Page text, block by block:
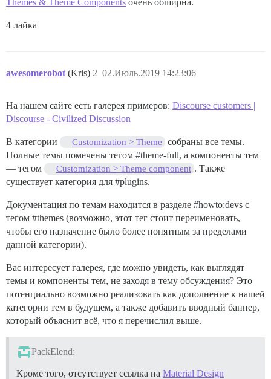
Themes & Theme Components очень обширна.
4 лайка
awesomerobot (Kris) 02.Июль.2019 14:23:06
2
На нашем сайте есть галерея примеров: Discourse customers |
Discourse - Civilized Discussion
В категории Customization > Theme
собраны все темы.
Полные темы помечены тегом #theme-full, а компоненты тем
— тегом
Customization > Theme component . Также
существует категория для #plugins.
Документация по темам находится в разделе #howto:devs с
тегом #themes (возможно, этот тег стоит переименовать,
чтобы его назначение было более понятным за пределами
данной категории).
Вас интересует галерея, где можно увидеть, как выглядят
темы и компоненты тем, не заходя в тему обсуждения? Это
потенциально возможно реализовать как дополнение к нашей
категории тем в будущем, а также добавить вводный баннер,
который объяснит всё, что я перечислил выше.
PackElend:
Кроме того, отсутствует ссылка на Material Design